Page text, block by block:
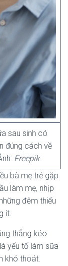
sau sinh có
đúng cách về
Freepik.
bà mẹ trẻ gặp
làm mẹ, nhịp
đêm thiếu
ít.
thẳng kéo
yếu tố làm sữa
khó thoát.